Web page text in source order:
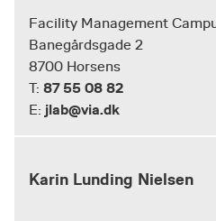
Facility Management
Banegårdsgade 2
8700 Horsens
T: 87 55 08 82
E: jlab@via.dk
Karin Lunding Nielsen